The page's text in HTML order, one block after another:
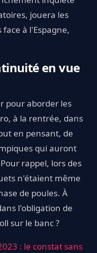
jouera les
à l'Espagne,
en vue
pour aborder les
à la rentrée, dans
en pensant, de
qui auront
rappel, lors des
n'étaient même
de poules. À
l'obligation de
sur le banc ?
: le constat sans